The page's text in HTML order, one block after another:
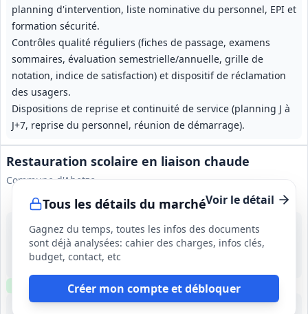
planning d'intervention, liste nominative du personnel, EPI et
formation sécurité.
Contrôles qualité réguliers (fiches de passage, examens
sommaires, évaluation semestrielle/annuelle, grille de
notation, indice de satisfaction) et dispositif de réclamation
des usagers.
Dispositions de reprise et continuité de service (planning J à
J+7, reprise du personnel, réunion de démarrage).
Tous les détails du marché
Gagnez du temps, toutes les infos des documents
sont déjà analysées: cahier des charges, infos clés,
budget, contact, etc
Créer mon compte et débloquer
Restauration scolaire en liaison chaude
Commune d'Ahetze
Voir le détail
Fourniture et livraison quotidienne de repas en liaison
17 août 2026
Ahetze (64)
1 an (à partir du 01/09/2026), renouvelable une fois
Clause environnementale